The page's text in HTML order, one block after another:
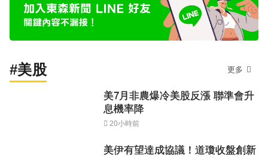
#美股 更多
美7月非農爆冷美股反漲 聯準會升
息機率降
20小時前
美伊有望達成協議！道瓊收盤創新